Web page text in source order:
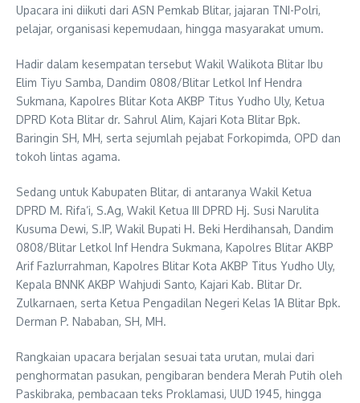
Upacara ini diikuti dari ASN Pemkab Blitar, jajaran TNI-Polri,
pelajar, organisasi kepemudaan, hingga masyarakat umum.
Hadir dalam kesempatan tersebut Wakil Walikota Blitar Ibu
Elim Tiyu Samba, Dandim 0808/Blitar Letkol Inf Hendra
Sukmana, Kapolres Blitar Kota AKBP Titus Yudho Uly, Ketua
DPRD Kota Blitar dr. Sahrul Alim, Kajari Kota Blitar Bpk.
Baringin SH, MH, serta sejumlah pejabat Forkopimda, OPD dan
tokoh lintas agama.
Sedang untuk Kabupaten Blitar, di antaranya Wakil Ketua
DPRD M. Rifa’i, S.Ag, Wakil Ketua III DPRD Hj. Susi Narulita
Kusuma Dewi, S.IP, Wakil Bupati H. Beki Herdihansah, Dandim
0808/Blitar Letkol Inf Hendra Sukmana, Kapolres Blitar AKBP
Arif Fazlurrahman, Kapolres Blitar Kota AKBP Titus Yudho Uly,
Kepala BNNK AKBP Wahjudi Santo, Kajari Kab. Blitar Dr.
Zulkarnaen, serta Ketua Pengadilan Negeri Kelas 1A Blitar Bpk.
Derman P. Nababan, SH, MH.
Rangkaian upacara berjalan sesuai tata urutan, mulai dari
penghormatan pasukan, pengibaran bendera Merah Putih oleh
Paskibraka, pembacaan teks Proklamasi, UUD 1945, hingga